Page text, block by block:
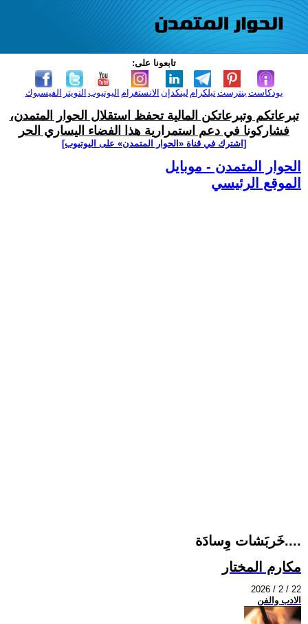
تابعونا على:
الفيسبوك التويتر اليوتيوب الانستغرام لينكدإن تيلكرامبنترست بودكاست
تبرعاتكم وتبرعاتكن المالية تحفظ استقلال الحوار المتمدن،
فشاركونا في دعم استمرارية هذا الفضاء اليساري الحر
[اشترك في قناة ‫«الحوار المتمدن» على اليوتيوب]
الحوار المتمدن - موبايل
الموقع الرئيسي
خَربَشات وِسادَة....
مكارم المختار
2026 / 2 / 22
الادب والفن